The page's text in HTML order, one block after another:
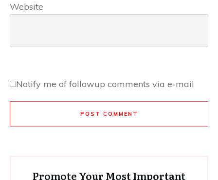
Website
Notify me of followup comments via e-mail
POST COMMENT
Promote Your Most Important